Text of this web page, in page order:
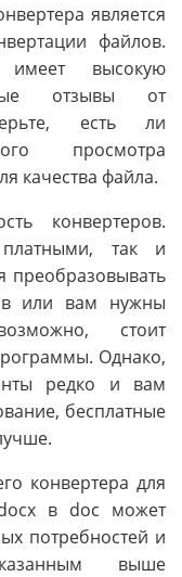
является
файлов.
высокую
отзывы от
есть ли
просмотра
качества файла.
конвертеров.
так и
преобразовывать
или вам нужны
стоит
Однако,
редко и вам
бесплатные
конвертера для
в doc может
потребностей и
выше